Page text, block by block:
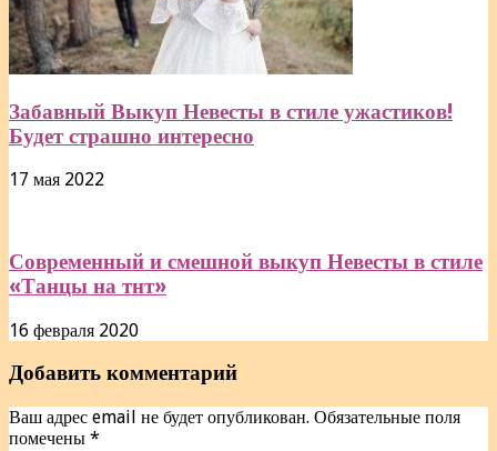
Забавный Выкуп Невесты в стиле ужастиков!
Будет страшно интересно
17 мая 2022
Современный и смешной выкуп Невесты в стиле
«Танцы на тнт»
16 февраля 2020
Добавить комментарий
Ваш адрес email не будет опубликован. Обязательные поля
помечены *